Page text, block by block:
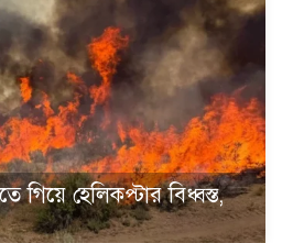
গিয়ে হেলিকপ্টার বিধ্বস্ত,